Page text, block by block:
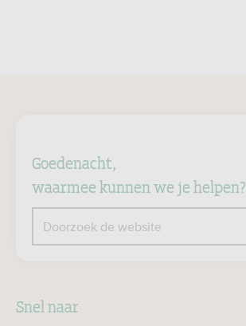
Goedenacht,
waarmee kunnen we je helpen?
Doorzoek de website
Snel naar